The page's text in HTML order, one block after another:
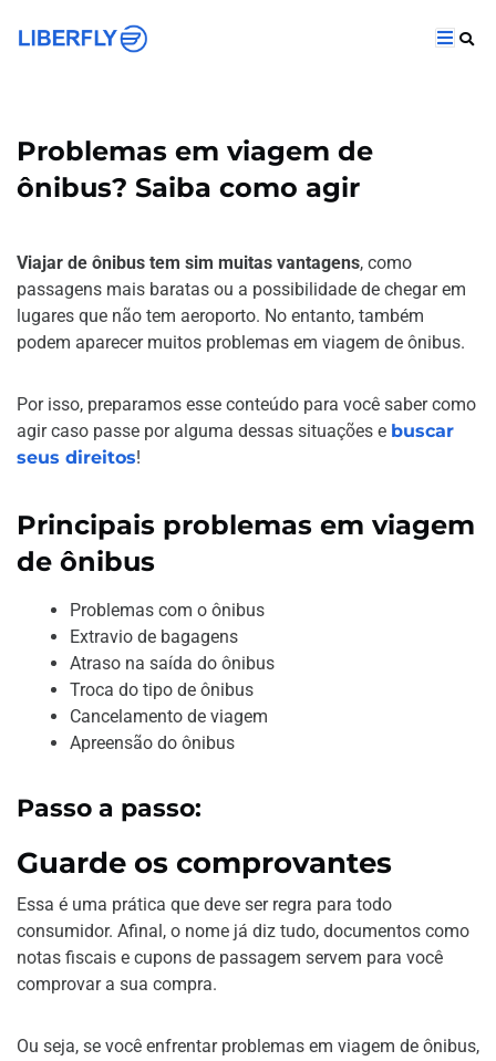
Problemas em viagem de
ônibus? Saiba como agir
Viajar de ônibus tem sim muitas vantagens, como
passagens mais baratas ou a possibilidade de chegar em
lugares que não tem aeroporto. No entanto, também
podem aparecer muitos problemas em viagem de ônibus.
Por isso, preparamos esse conteúdo para você saber como
agir caso passe por alguma dessas situações e buscar
seus direitos!
Principais problemas em viagem
de ônibus
Problemas com o ônibus
Extravio de bagagens
Atraso na saída do ônibus
Troca do tipo de ônibus
Cancelamento de viagem
Apreensão do ônibus
Passo a passo:
Guarde os comprovantes
Essa é uma prática que deve ser regra para todo
consumidor. Afinal, o nome já diz tudo, documentos como
notas fiscais e cupons de passagem servem para você
comprovar a sua compra.
Ou seja, se você enfrentar problemas em viagem de ônibus,